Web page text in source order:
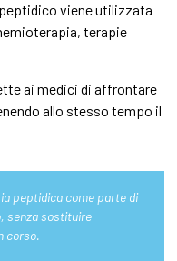
viene utilizzata
terapie
ai medici di affrontare
allo stesso tempo il
peptidica come parte di
senza sostituire
corso.